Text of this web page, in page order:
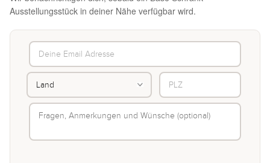
Ausstellungsstück in deiner Nähe verfügbar wird.